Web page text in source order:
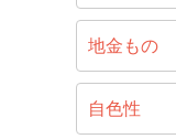
地金もの
自色性